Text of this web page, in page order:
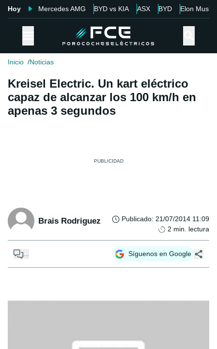
Hoy Mercedes AMG BYD vs KIA ASX BYD Elon Musk
Inicio Noticias
Kreisel Electric. Un kart eléctrico
capaz de alcanzar los 100 km/h en
apenas 3 segundos
Brais Rodriguez Publicado: 21/07/2014 11:09
2 min. lectura
... Síguenos en Google